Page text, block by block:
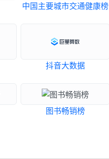
中国主要城市交通健康榜
抖音大数据
图书畅销榜